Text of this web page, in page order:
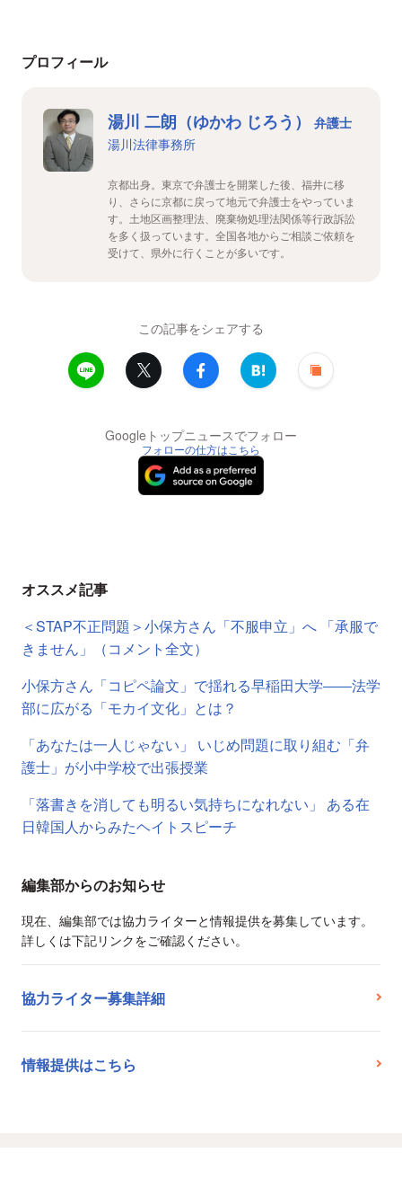
プロフィール
湯川 二朗（ゆかわ じろう）
弁護士
湯川法律事務所
京都出身。東京で弁護士を開業した後、福井に移
り、さらに京都に戻って地元で弁護士をやっていま
す。土地区画整理法、廃棄物処理法関係等行政訴訟
を多く扱っています。全国各地からご相談ご依頼を
受けて、県外に行くことが多いです。
この記事をシェアする
Googleトップニュースでフォロー
フォローの仕方はこちら
オススメ記事
＜STAP不正問題＞小保方さん「不服申立」へ 「承服で
きません」（コメント全文）
小保方さん「コピペ論文」で揺れる早稲田大学――法学
部に広がる「モカイ文化」とは？
「あなたは一人じゃない」 いじめ問題に取り組む「弁
護士」が小中学校で出張授業
「落書きを消しても明るい気持ちになれない」 ある在
日韓国人からみたヘイトスピーチ
編集部からのお知らせ
現在、編集部では協力ライターと情報提供を募集しています。
詳しくは下記リンクをご確認ください。
協力ライター募集詳細
情報提供はこちら